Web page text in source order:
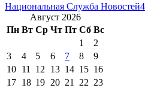
Национальная Служба Новостей
Август 2026
Пн Вт Ср Чт Пт Сб Вс
1
2
3
4 5 6 7 8
9
10 11 12 13 14 15 16
17 18 19 20 21 22 23